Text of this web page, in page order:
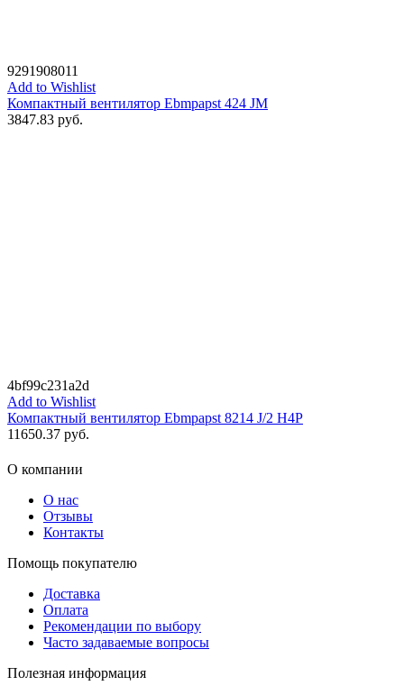
9291908011
Add to Wishlist
Компактный вентилятор Ebmpapst 424 JM
3847.83 руб.
4bf99c231a2d
Add to Wishlist
Компактный вентилятор Ebmpapst 8214 J/2 H4P
11650.37 руб.
О компании
О нас
Отзывы
Контакты
Помощь покупателю
Доставка
Оплата
Рекомендации по выбору
Часто задаваемые вопросы
Полезная информация